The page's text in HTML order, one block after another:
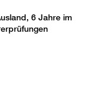
6 Jahre im